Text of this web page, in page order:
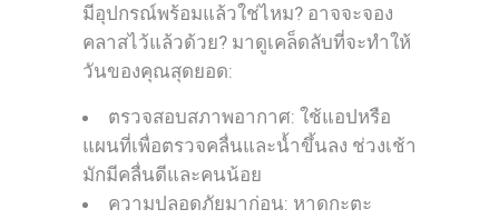
มีอุปกรณ์พร้อมแล้วใช่ไหม? อาจจะจอง
คลาสไว้แล้วด้วย? มาดูเคล็ดลับที่จะทำให้
วันของคุณสุดยอด:
ตรวจสอบสภาพอากาศ: ใช้แอปหรือ
แผนที่เพื่อตรวจคลื่นและน้ำขึ้นลง ช่วงเช้า
มักมีคลื่นดีและคนน้อย
ความปลอดภัยมาก่อน: หาดกะตะ